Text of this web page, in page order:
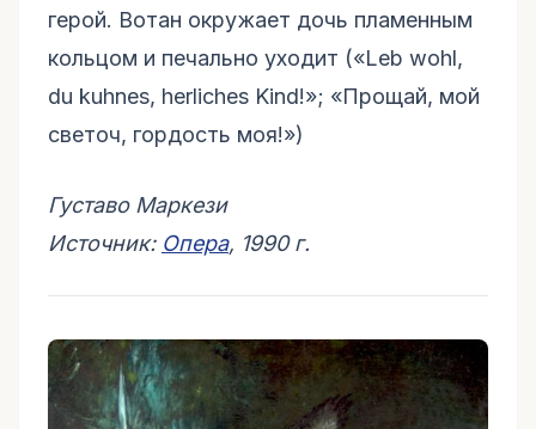
герой. Вотан окружает дочь пламенным
кольцом и печально уходит («Leb wohl,
du kuhnes, herliches Kind!»; «Прощай, мой
светоч, гордость моя!»)
Густаво Маркези
Источник: Опера, 1990 г.